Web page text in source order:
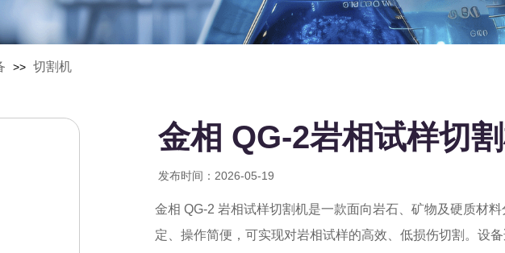
>> 切割机
金相 QG-2岩相试样切
发布时间：2026-05-19
金相 QG-2 岩相试样切割机是一款面向岩石、矿物及硬质材
定、操作简便，可实现对岩相试样的高效、低损伤切割。设